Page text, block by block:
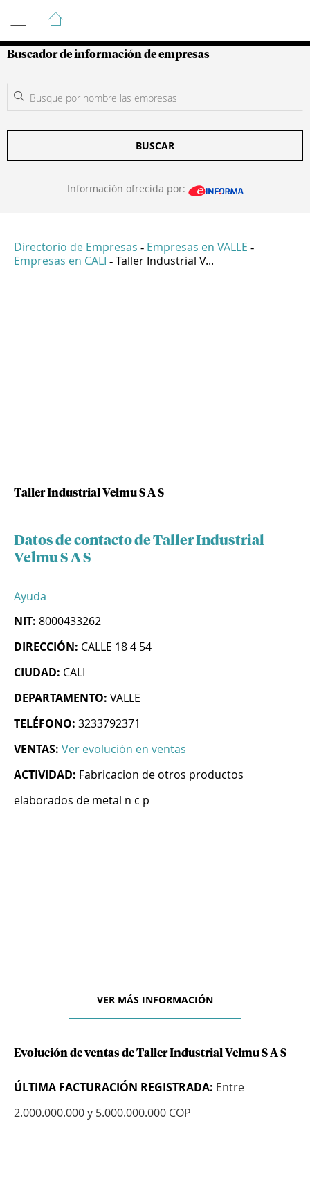
Guía de Empresas Colombianas
Buscador de información de empresas
BUSCAR
Información ofrecida por:
Directorio de Empresas - Empresas en VALLE -
Empresas en CALI - Taller Industrial V...
Taller Industrial Velmu S A S
Datos de contacto de Taller Industrial
Velmu S A S
Ayuda
NIT: 8000433262
DIRECCIÓN: CALLE 18 4 54
CIUDAD: CALI
DEPARTAMENTO: VALLE
TELÉFONO: 3233792371
VENTAS: Ver evolución en ventas
ACTIVIDAD: Fabricacion de otros productos
elaborados de metal n c p
VER MÁS INFORMACIÓN
Evolución de ventas de Taller Industrial Velmu S A S
ÚLTIMA FACTURACIÓN REGISTRADA: Entre
2.000.000.000 y 5.000.000.000 COP